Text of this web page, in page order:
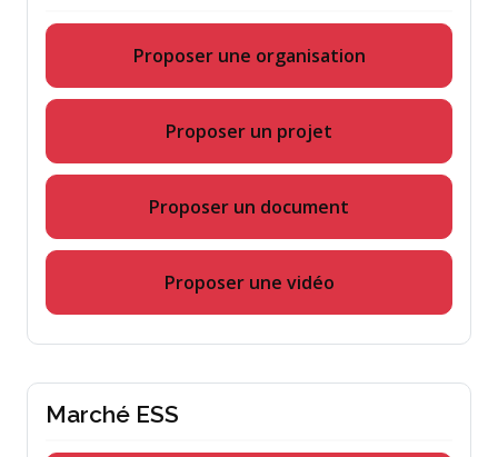
Proposer une organisation
Proposer un projet
Proposer un document
Proposer une vidéo
Marché ESS